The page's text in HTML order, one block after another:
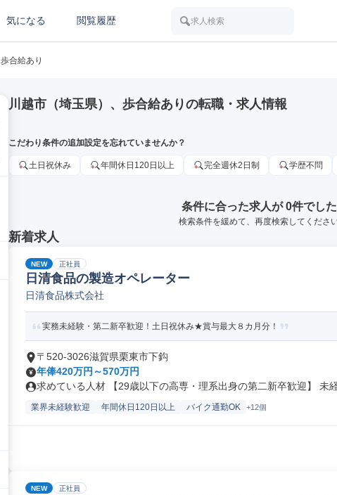
気になる 閲覧履歴 求人検索
歩合給あり
川越市（埼玉県）、歩合給ありの転職・求人情報
こだわり条件の追加設定を忘れていませんか？
土日祝休み 年間休日120日以上 完全週休2日制 学歴不問
条件に合った求人が 0件でした
検索条件を緩めて、再度検索してくださ
新着求人
NEW 正社員
日清食品の製造オペレーター
日清食品株式会社
実務未経験・第二新卒歓迎！土日祝休み★賞与最大８カ月分！
〒520-3026滋賀県栗東市下鈎
年俸420万円～570万円
求めている人材 【29歳以下の高専・理系出身の第二新卒歓迎】 未経
業界未経験歓迎 年間休日120日以上 バイク通勤OK +12個
NEW 正社員